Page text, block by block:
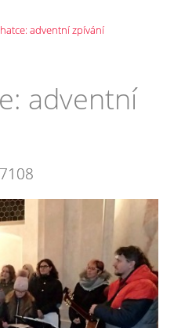
adventní zpívání
adventní